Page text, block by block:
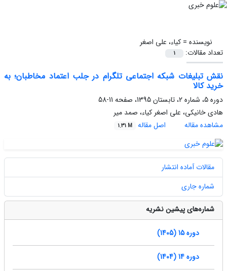
نویسنده =کیاء، علی اصغر
تعداد مقالات:
1
نقش تبلیغات شبکه اجتماعی تلگرام در جلب اعتماد مخاطبان؛ به
خرید کالا
دوره 5، شماره 2، تابستان 1395، صفحه
11-58
هادی خانیکی، علی اصغر کیاء، صمد میر
مشاهده مقاله
اصل مقاله 1.31 M
مقالات آماده انتشار
شماره جاری
شماره‌های پیشین نشریه
دوره 15 (1405)
دوره 14 (1404)